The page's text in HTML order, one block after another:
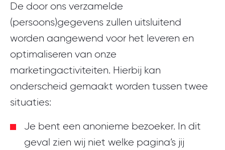
De door ons verzamelde
(persoons)gegevens zullen uitsluitend
worden aangewend voor het leveren en
optimaliseren van onze
marketingactiviteiten. Hierbij kan
onderscheid gemaakt worden tussen twee
situaties:
Je bent een anonieme bezoeker. In dit
geval zien wij niet welke pagina’s jij